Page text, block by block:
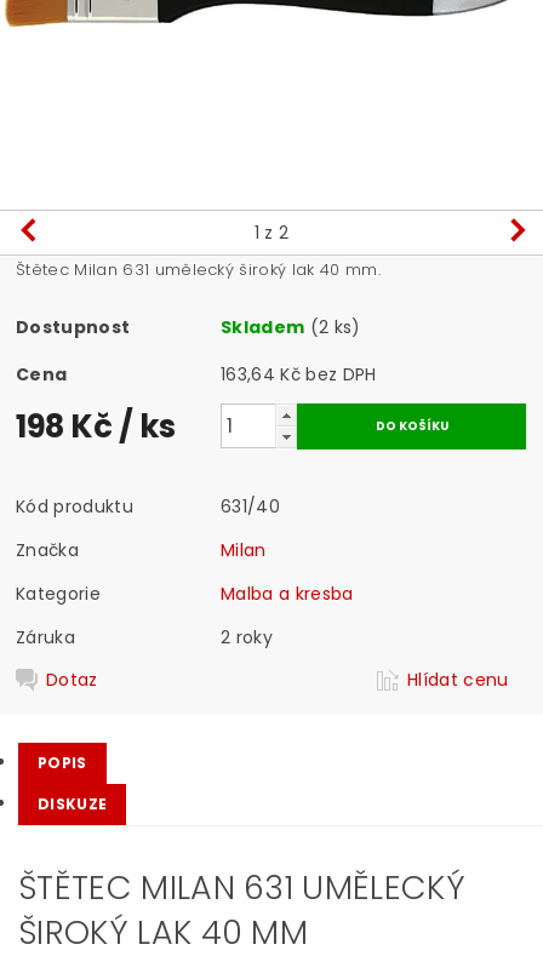
1 z 2
Štětec Milan 631 umělecký široký lak 40 mm.
Dostupnost Skladem (2 ks)
Cena
163,64 Kč bez DPH
198 Kč/ ks
Kód produktu
631/40
Značka
Milan
Kategorie
Malba a kresba
Záruka
2 roky
Dotaz
Hlídat cenu
POPIS
DISKUZE
ŠTĚTEC MILAN 631 UMĚLECKÝ
ŠIROKÝ LAK 40 MM